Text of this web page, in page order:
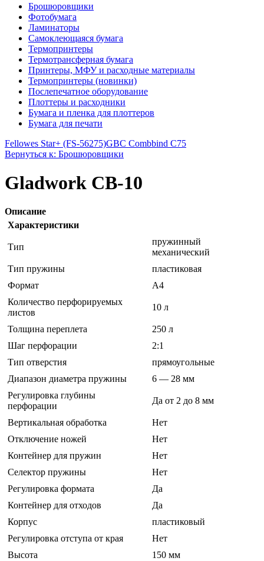
Брошюровщики
Фотобумага
Ламинаторы
Самоклеющаяся бумага
Термопринтеры
Термотрансферная бумага
Принтеры, МФУ и расходные материалы
Термопринтеры (новинки)
Послепечатное оборудование
Плоттеры и расходники
Бумага и пленка для плоттеров
Бумага для печати
Fellowes Star+ (FS-56275)GBC Combbind C75
Вернуться к: Брошюровщики
Gladwork CB-10
Описание
Характеристики
Тип
пружинный
механический
Тип пружины
пластиковая
Формат
A4
Количество перфорируемых
листов
10 л
Толщина переплета
250 л
Шаг перфорации
2:1
Тип отверстия
прямоугольные
Диапазон диаметра пружины
6 — 28 мм
Регулировка глубины
перфорации
Да от 2 до 8 мм
Вертикальная обработка
Нет
Отключение ножей
Нет
Контейнер для пружин
Нет
Селектор пружины
Нет
Регулировка формата
Да
Контейнер для отходов
Да
Корпус
пластиковый
Регулировка отступа от края
Нет
Высота
150 мм